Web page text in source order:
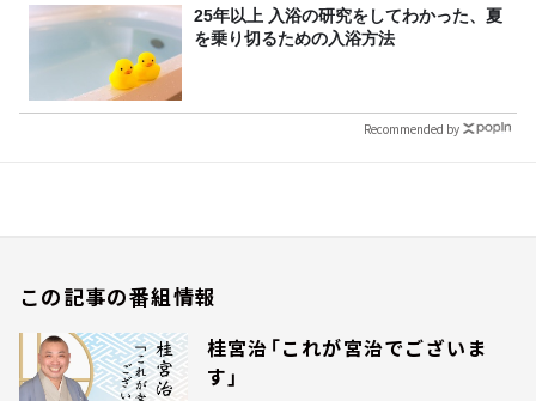
25年以上 入浴の研究をしてわかった、夏
を乗り切るための入浴方法
Recommended by
この記事の番組情報
桂宮治「これが宮治でございま
す」